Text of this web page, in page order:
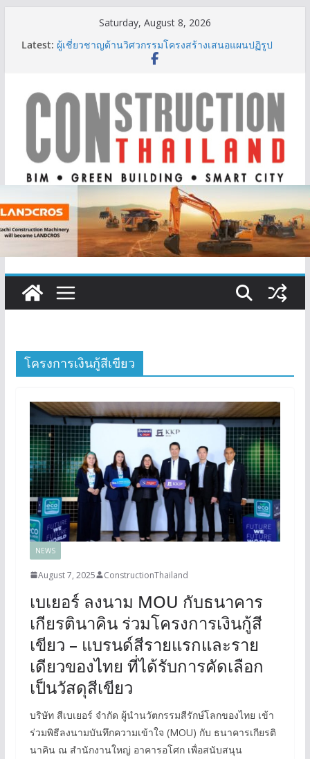
Saturday, August 8, 2026
Latest: ผู้เชี่ยวชาญด้านวิศวกรรมโครงสร้างเสนอแผนปฏิรูป
มาตรฐานตั้งแต่การออกแบบถึงการตรวจสอบอาคารไทย
เติบโต 377% ชี้ดีมานด์ภูเก็ตยังแกร่ง
BCT Expo 2026 ชูแนวคิด “Empowering Net Zero in
Construction & Mining” ขับเคลื่อนอุตสาหกรรม
ก่อสร้างและเหมืองแร่สู่สังคมคาร์บอนต่ำอย่างยั่งยืน
ลลิล พร็อพเพอร์ตี้ ก้าวสู่ปีที่ 40 ยึดลูกค้าเป็นศูนย์กลาง
IHG Hotels & Resorts เปิดตัว ฮอลิเดย์ อินน์ เอ็กซ์เพรส
อ่าวนางแห่งแรกในกระบี่
โครงการเงินกู้สีเขียว
NEWS
August 7, 2025 ConstructionThailand
เบเยอร์ ลงนาม MOU กับธนาคาร
เกียรตินาคิน ร่วมโครงการเงินกู้สี
เขียว – แบรนด์สีรายแรกและราย
เดียวของไทย ที่ได้รับการคัดเลือก
เป็นวัสดุสีเขียว
บริษัท สีเบเยอร์ จำกัด ผู้นำนวัตกรรมสีรักษ์โลกของไทย เข้า
ร่วมพิธีลงนามบันทึกความเข้าใจ (MOU) กับ ธนาคารเกียรติ
นาคิน ณ สำนักงานใหญ่ อาคารอโศก เพื่อสนับสนุน